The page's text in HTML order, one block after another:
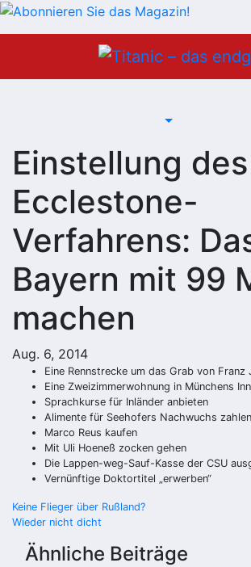
Einstellung des
Ecclestone-
Verfahrens:
Bayern mit 99
machen
Aug. 6, 2014
Eine Rennstrecke um das Grab von
Eine Zweizimmerwohnung in Münchens
Sprachkurse für Inländer anbieten
Alimente für Seehofers Nachwuchs zahlen
Marco Reus kaufen
Mit Uli Hoeneß zocken gehen
Die Lappen-weg-Sauf-Kasse der CSU
Vernünftige Doktortitel „erwerben“
Beitragsnavigation
Keine Flieger über Rußland?
Wieder nicht dicht
Ähnliche Beiträge